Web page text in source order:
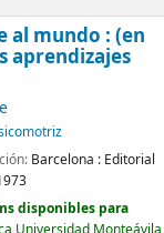
al mundo : (en
aprendizajes
Barcelona : Editorial
disponibles para